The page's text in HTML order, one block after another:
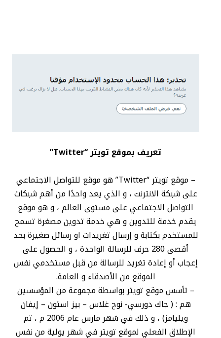
تعريف بموقع تويتر “Twitter”
– موقع تويتر “Twitter” هو موقع للتواصل الاجتماعي
على شبكة الانترنت ، و الذي يعد واحدًا من أهم شبكات
التواصل الاجتماعي على مستوى العالم ، و هو موقع
يقدم خدمة للتدوين و هي خدمة تدوين مصغرة تسمح
للمستخدم بكتابة و إرسال تغريدات او رسائل صغيرة بحد
أقصى 280 حرف للرسالة الواحدة ، و الحصول على
إعجاب أو إعادة تغريد للرسالة من قبل مستخدمي نفس
الموقع من الأصدقاء و العامة.
– تأسس موقع تويتر بواسطة مجموعة من المؤسسين
هم : ( جاك دورسي- نوح غلاس – بيز استون – إيفان
ويليامز) ، و ذلك في شهر مارس عام 2006 م ، تم
الإطلاق الفعلي لموقع تويتر في شهر يولية من نفس